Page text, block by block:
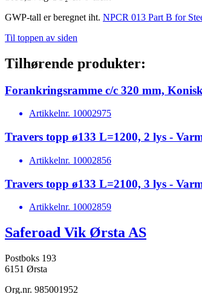
GWP-tall er beregnet iht. NPCR 013 Part B for
Til toppen av siden
Tilhørende produkter:
Forankringsramme c/c 320 mm,
Artikkelnr. 10002975
Travers topp ø133 L=1200, 2 lys -
Artikkelnr. 10002856
Travers topp ø133 L=2100, 3 lys -
Artikkelnr. 10002859
Saferoad Vik Ørsta AS
Postboks 193
6151 Ørsta
Org.nr. 985001952